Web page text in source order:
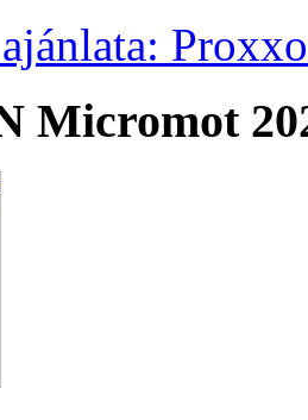
Micromot